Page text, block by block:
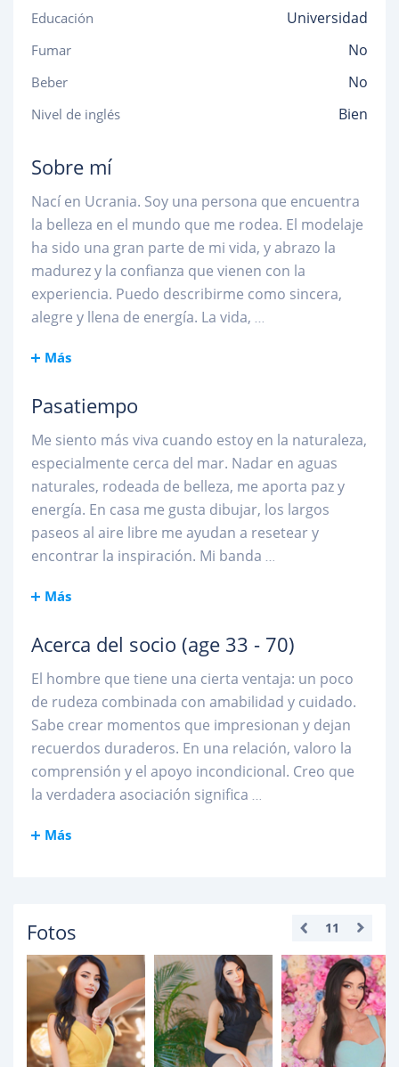
Educación Universidad
Fumar No
Beber No
Nivel de inglés Bien
Sobre mí
Nací en Ucrania. Soy una persona que encuentra
la belleza en el mundo que me rodea. El modelaje
ha sido una gran parte de mi vida, y abrazo la
madurez y la confianza que vienen con la
experiencia. Puedo describirme como sincera,
alegre y llena de energía. La vida, ...
Más
Pasatiempo
Me siento más viva cuando estoy en la naturaleza,
especialmente cerca del mar. Nadar en aguas
naturales, rodeada de belleza, me aporta paz y
energía. En casa me gusta dibujar, los largos
paseos al aire libre me ayudan a resetear y
encontrar la inspiración. Mi banda ...
Más
Acerca del socio (age 33 - 70)
El hombre que tiene una cierta ventaja: un poco
de rudeza combinada con amabilidad y cuidado.
Sabe crear momentos que impresionan y dejan
recuerdos duraderos. En una relación, valoro la
comprensión y el apoyo incondicional. Creo que
la verdadera asociación significa ...
Más
Fotos 11